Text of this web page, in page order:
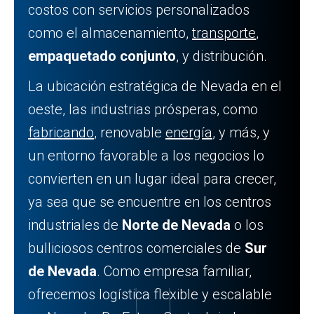
costos con servicios personalizados
como el almacenamiento,transporte,
empaquetado conjunto, y distribución.
La ubicación estratégica de Nevada en el
oeste, las industrias prósperas, como
fabricando, renovable energía, y más, y
un entorno favorable a los negocios lo
convierten en un lugar ideal para crecer,
ya sea que se encuentre en los centros
industriales de Norte de Nevada o los
bulliciosos centros comerciales de Sur
de Nevada. Como empresa familiar,
ofrecemos logística flexible y escalable